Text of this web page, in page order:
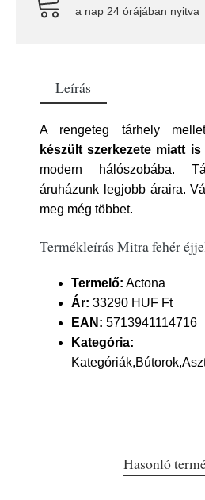
a nap 24 órájában nyitva
Leírás
A rengeteg tárhely
készült szerkezete miatt is
modern hálószobába.
áruházunk legjobb áraira.
meg még többet.
Termékleírás Mitra fehér
Termelő: Actona
Ár: 33290 HUF Ft
EAN: 5713941114716
Kategória:
Hasonló